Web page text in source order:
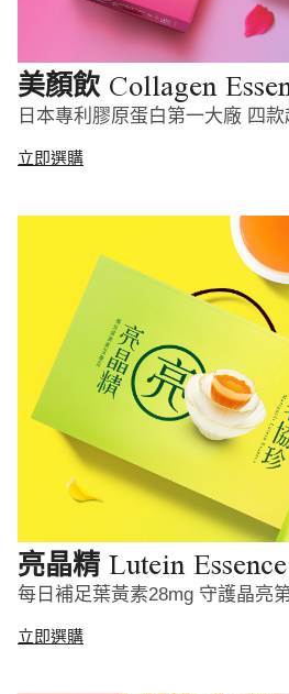
美顏飲 Collagen
日本專利膠原蛋白第一大廠 四
立即選購
亮晶精 Lutein Essence
每日補足葉黃素28mg 守護晶亮
立即選購